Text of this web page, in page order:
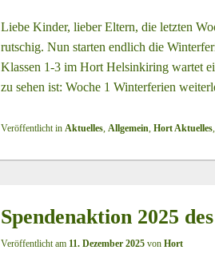
Liebe Kinder, lieber Eltern, die letzten
rutschig. Nun starten endlich die
Klassen 1-3 im Hort Helsinkiring wartet
zu sehen ist: Woche 1 Winterferien
Veröffentlicht in Aktuelles Allgemein Hort Aktuelles
Spendenaktion 2025
Veröffentlicht am 11. Dezember 2025 von Hort